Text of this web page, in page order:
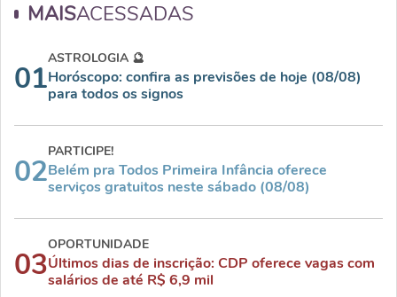
MAISACESSADAS
01
ASTROLOGIA 🔮
Horóscopo: confira as previsões de hoje (08/08)
para todos os signos
02
PARTICIPE!
Belém pra Todos Primeira Infância oferece
serviços gratuitos neste sábado (08/08)
03
OPORTUNIDADE
Últimos dias de inscrição: CDP oferece vagas com
salários de até R$ 6,9 mil